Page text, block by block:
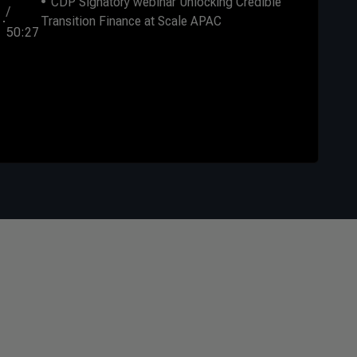
/
50:27
Transition Finance at Scale APAC